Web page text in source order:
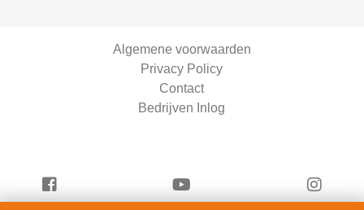
Algemene voorwaarden
Privacy Policy
Contact
Bedrijven Inlog